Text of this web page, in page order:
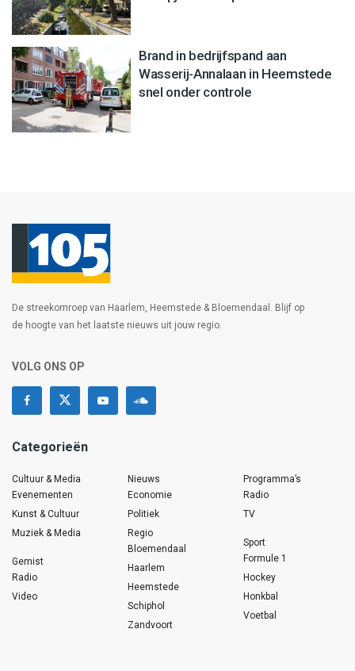
Brand in bedrijfspand aan
Wasserij-Annalaan in Heemstede
snel onder controle
De streekomroep van Haarlem, Heemstede & Bloemendaal. Blijf op
de hoogte van het laatste nieuws uit jouw regio.
VOLG ONS OP
Categorieën
Cultuur & Media
Evenementen
Kunst & Cultuur
Muziek & Media
Gemist
Radio
Video
Nieuws
Economie
Politiek
Regio
Bloemendaal
Haarlem
Heemstede
Schiphol
Zandvoort
Programma’s
Radio
TV
Sport
Formule 1
Hockey
Honkbal
Voetbal